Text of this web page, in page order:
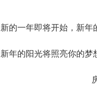
新的一年即将开始，新年
新年的阳光将照亮你的梦
房在线祝大